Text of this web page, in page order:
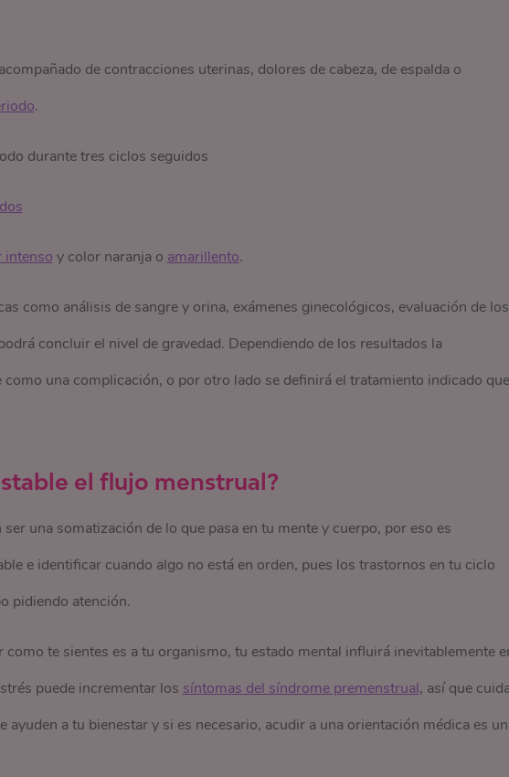
de contracciones uterinas, dolores de cabeza, de espalda o
.
durante tres ciclos seguidos
intenso y color naranja o amarillento.
como análisis de sangre y orina, exámenes ginecológicos, evaluación de los
concluir el nivel de gravedad. Dependiendo de los resultados la
una complicación, o por otro lado se definirá el tratamiento indicado que
el flujo menstrual?
una somatización de lo que pasa en tu mente y cuerpo, por eso es
e identificar cuando algo no está en orden, pues los trastornos en tu ciclo
pidiendo atención.
te sientes es a tu organismo, tu estado mental influirá inevitablemente
puede incrementar los síntomas del síndrome premenstrual, así que
ayuden a tu bienestar y si es necesario, acudir a una orientación médica es